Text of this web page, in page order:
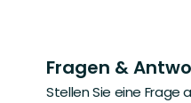
Fragen &
Stellen Sie eine Frage